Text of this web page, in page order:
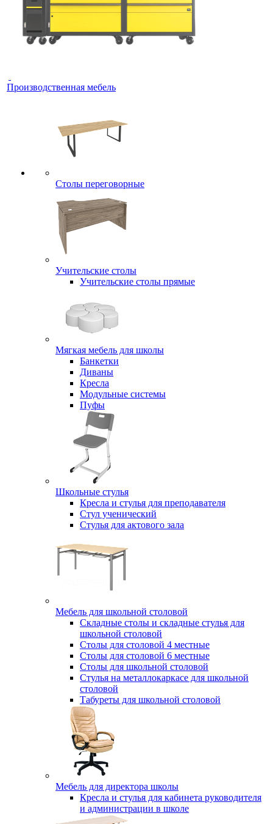
Производственная мебель
Столы переговорные
Учительские столы
Учительские столы прямые
Мягкая мебель для школы
Банкетки
Диваны
Кресла
Модульные системы
Пуфы
Школьные стулья
Кресла и стулья для преподавателя
Стул ученический
Стулья для актового зала
Мебель для школьной столовой
Складные столы и складные стулья для
школьной столовой
Столы для столовой 4 местные
Столы для столовой 6 местные
Столы для школьной столовой
Стулья на металлокаркасе для школьной
столовой
Табуреты для школьной столовой
Мебель для директора школы
Кресла и стулья для кабинета руководителя
и администрации в школе